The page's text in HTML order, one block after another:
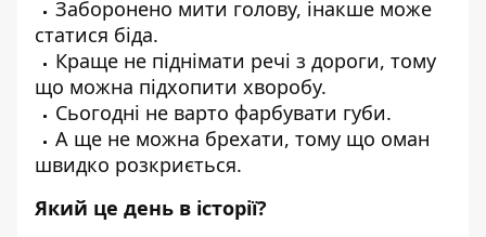
Заборонено мити голову, інакше може
статися біда.
Краще не піднімати речі з дороги, тому
що можна підхопити хворобу.
Сьогодні не варто фарбувати губи.
А ще не можна брехати, тому що оман
швидко розкриється.
Який це день в історії?